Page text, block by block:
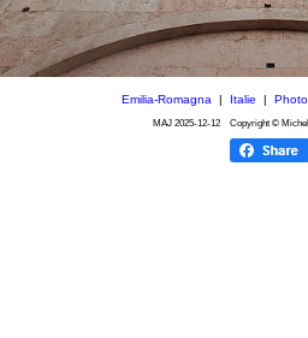
Emilia-Romagna | Italie |
MAJ 2025-12-12Copyright © Michel